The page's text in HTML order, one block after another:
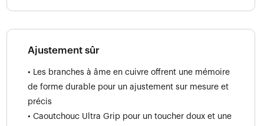
Ajustement sûr
• Les branches à âme en cuivre offrent une mémoire
de forme durable pour un ajustement sur mesure et
précis
• Caoutchouc Ultra Grip pour un toucher doux et une